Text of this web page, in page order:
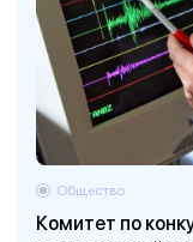
Комитет по
Общество